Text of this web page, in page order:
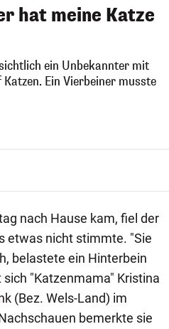
hat meine Katze
ein Unbekannter mit
Ein Vierbeiner musste
nach Hause kam, fiel der
etwas nicht stimmte. "Sie
belastete ein Hinterbein
"Katzenmama" Kristina
(Bez. Wels-Land) im
bemerkte sie